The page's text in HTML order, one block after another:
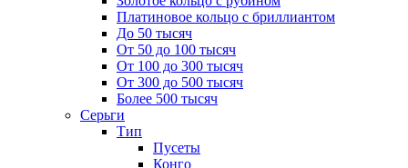
Платиновое кольцо с бриллиантом
До 50 тысяч
От 50 до 100 тысяч
От 100 до 300 тысяч
От 300 до 500 тысяч
Более 500 тысяч
Серьги
Тип
Пусеты
Конго